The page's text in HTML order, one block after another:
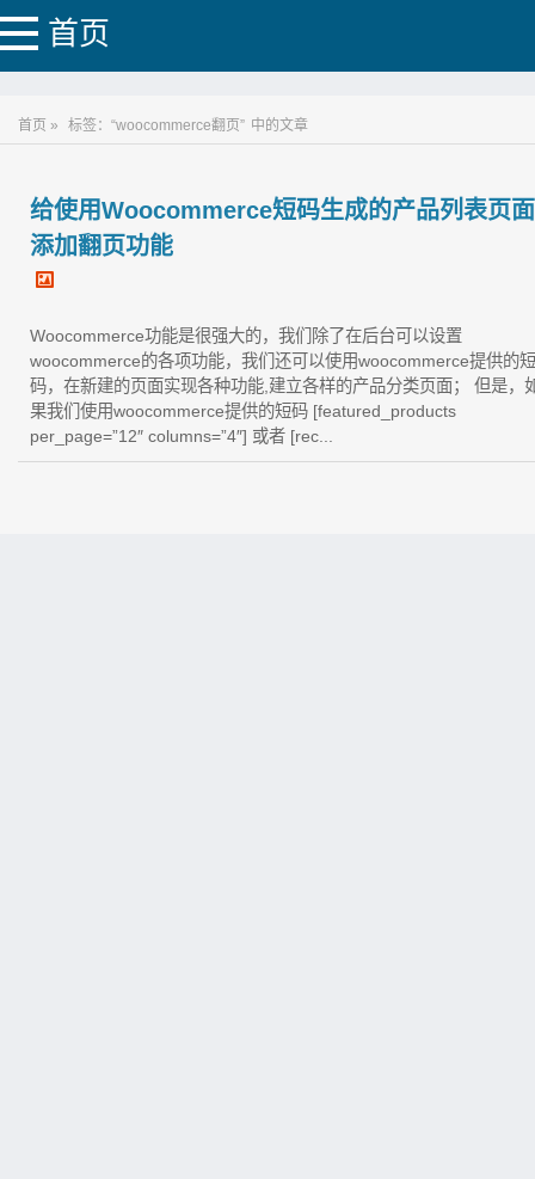
首页
首页 » 标签：“woocommerce翻页” 中的文章
给使用Woocommerce短码生成的产品列表页面
添加翻页功能
Woocommerce功能是很强大的，我们除了在后台可以设置
woocommerce的各项功能，我们还可以使用woocommerce提供的短
码，在新建的页面实现各种功能,建立各样的产品分类页面； 但是，
果我们使用woocommerce提供的短码 [featured_products
per_page=”12″ columns=”4″] 或者 [rec...